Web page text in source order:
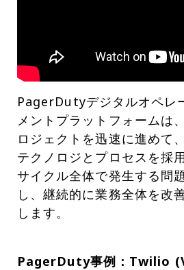
PagerDutyデジタルオペレ
メントプラットフォームは
ロジェクトを迅速に進めて
テクノロジとプロセスを採
サイクル全体で発生する問
し、継続的に業務全体を改
します。
PagerDuty事例：Twilio